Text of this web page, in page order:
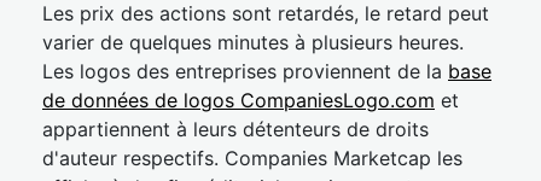
Les prix des actions sont retardés, le retard peut
varier de quelques minutes à plusieurs heures.
Les logos des entreprises proviennent de la base
de données de logos CompaniesLogo.com et
appartiennent à leurs détenteurs de droits
d'auteur respectifs. Companies Marketcap les